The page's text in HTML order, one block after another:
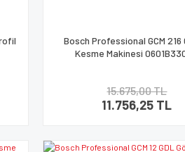
Bosch Professional GCM 216
Kesme Makinesi
15.675,00 TL
11.756,25 TL